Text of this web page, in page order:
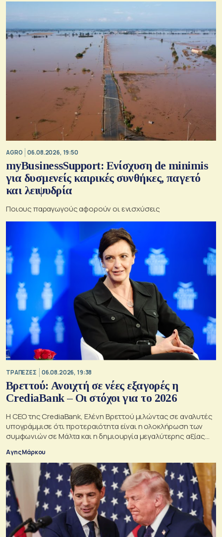
AGRO 06.08.2026, 19:50
myBusinessSupport: Ενίσχυση de minimis
για δυσμενείς καιρικές συνθήκες, παγετό
και λειψυδρία
Ποιους παραγωγούς αφορούν οι ενισχύσεις
ΤΡΑΠΕΖΕΣ 06.08.2026, 19:38
Βρεττού: Ανοιχτή σε νέες εξαγορές η
CrediaBank – Οι στόχοι για το 2026
Η CEO της CrediaBank, Ελένη Βρεττού μιλώντας σε αναλυτές
υπογράμμισε ότι προτεραιότητα είναι η ολοκλήρωση των
συμφωνιών σε Μάλτα και η δημιουργία μεγαλύτερης αξίας
Αγης Μάρκου